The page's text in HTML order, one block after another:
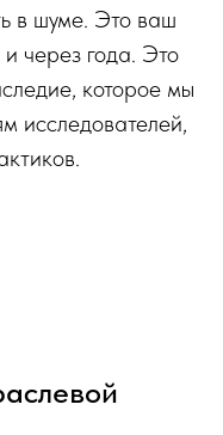
в шуме. Это ваш
через года. Это
которое мы
исследователей,